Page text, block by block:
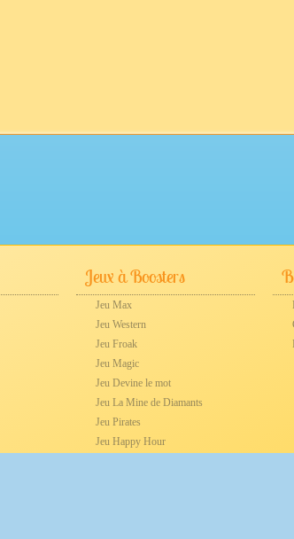
Jeux à Boosters
Jeu Max
Jeu Western
Jeu Froak
Jeu Magic
Jeu Devine le mot
Jeu La Mine de Diamants
Jeu Pirates
Jeu Happy Hour